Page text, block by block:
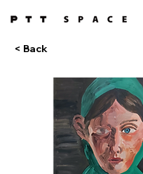
< Back